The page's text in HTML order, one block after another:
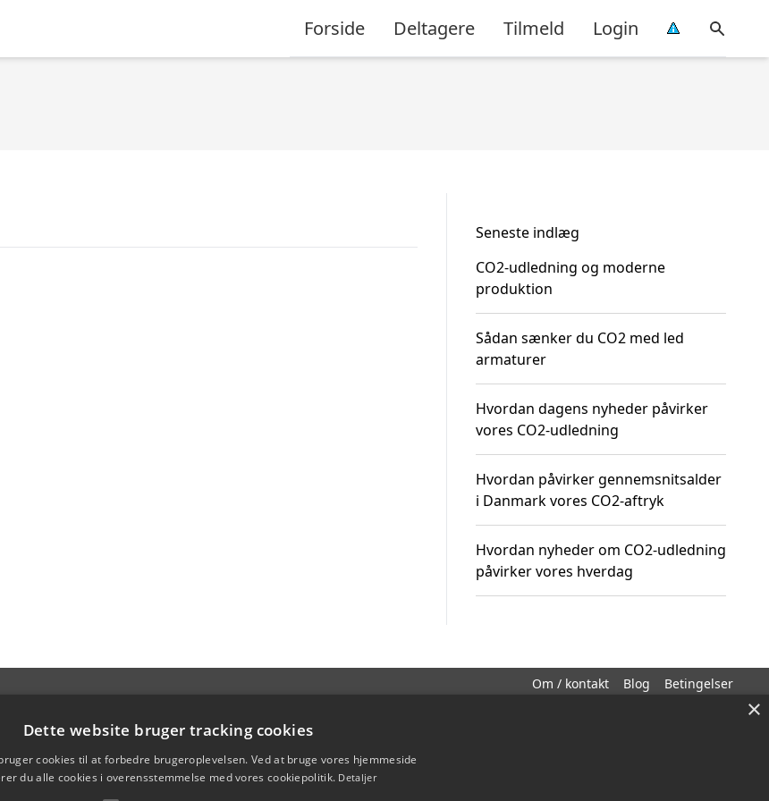
Forside Deltagere Tilmeld Login
Seneste indlæg
CO2-udledning og moderne
produktion
Sådan sænker du CO2 med led
armaturer
Hvordan dagens nyheder påvirker
vores CO2-udledning
Hvordan påvirker gennemsnitsalder
i Danmark vores CO2-aftryk
Hvordan nyheder om CO2-udledning
påvirker vores hverdag
Om / kontakt Blog Betingelser
×
Dette website bruger tracking cookies
cookies til at forbedre brugeroplevelsen. Ved at bruge vores hjemmeside
du alle cookies i overensstemmelse med vores cookiepolitik. Detaljer